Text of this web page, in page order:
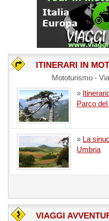
ITINERARI IN
Mototurismo -
»
Parco
» La
Umbria
VIAGGI